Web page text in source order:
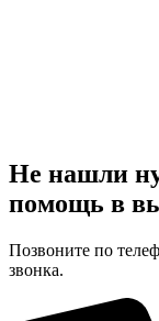
Не нашли
помощь в
Позвоните по
звонка.